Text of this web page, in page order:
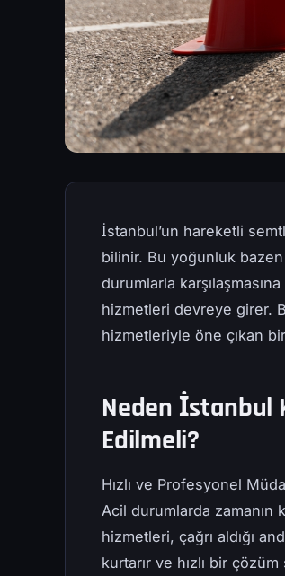
İstanbul’un hareketli
bilinir. Bu yoğunluk
durumlarla
hizmetleri devreye girer.
hizmetleriyle öne çıkan
Neden İstanbul
Edilmeli?
Hızlı ve Profesyonel
Acil durumlarda zamanın
hizmetleri, çağrı aldığı
kurtarır ve hızlı bir çözüm